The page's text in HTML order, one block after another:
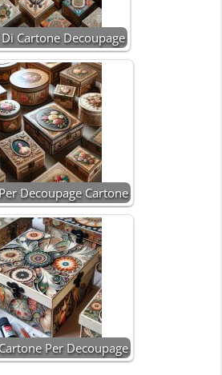
Cartone Decoupage
Decoupage Cartone
Per Decoupage